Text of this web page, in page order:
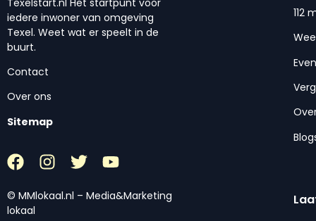
iedere inwoner van omgeving
Texel. Weet wat er speelt in de
buurt.
Contact
Over ons
Sitemap
© MMlokaal.nl – Media&Marketing
lokaal
112